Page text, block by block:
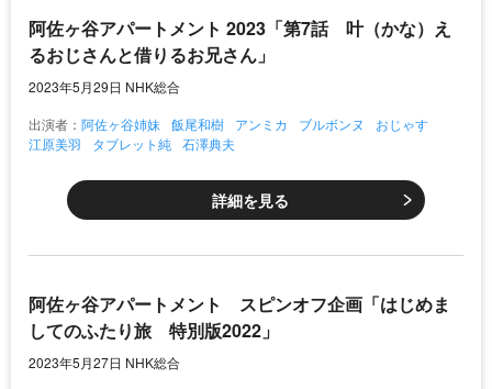
阿佐ヶ谷アパートメント 2023「第7話 叶（かな）え
るおじさんと借りるお兄さん」
2023年5月29日 NHK総合
出演者： 阿佐ヶ谷姉妹 飯尾和樹 アンミカ ブルボンヌ
おじゃす
江原美羽
タブレット純 石澤典夫
詳細を見る
阿佐ヶ谷アパートメント スピンオフ企画「はじめま
してのふたり旅 特別版2022」
2023年5月27日 NHK総合